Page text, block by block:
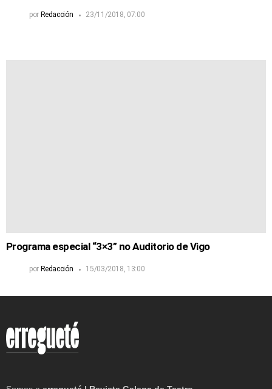
por Redacción 23/11/2018, 07:00
Programa especial “3×3” no Auditorio de Vigo
por Redacción 15/03/2018, 13:00